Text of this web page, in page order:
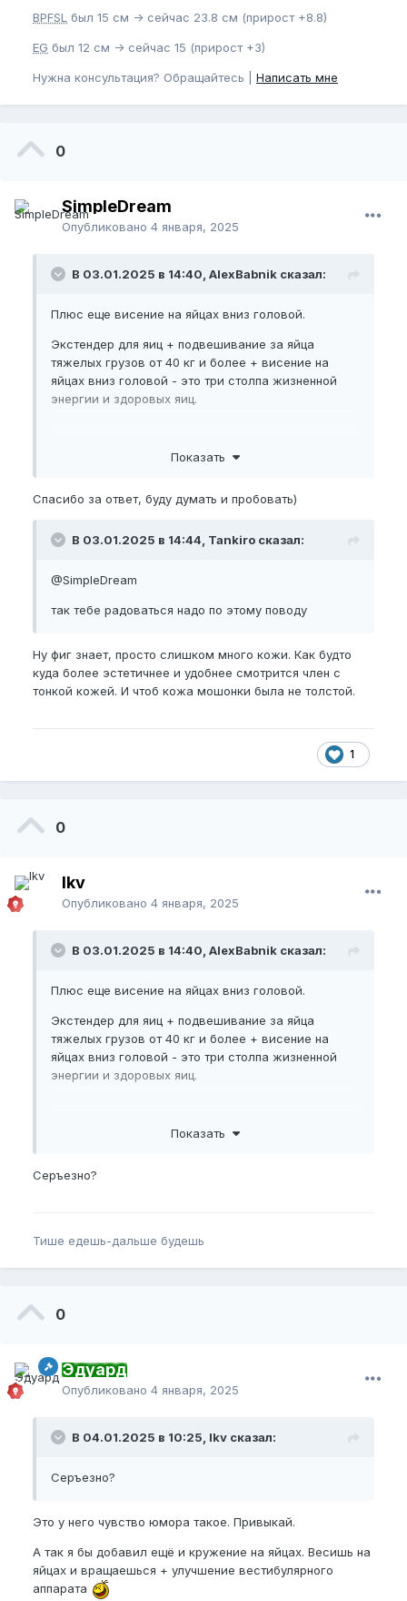
BPFSL был 15 см -> сейчас 23.8 см (прирост +8.8)
EG был 12 см -> сейчас 15 (прирост +3)
Нужна консультация? Обращайтесь | Написать мне
0
SimpleDream
Опубликовано 4 января, 2025
В 03.01.2025 в 14:40, AlexBabnik сказал:
Плюс еще висение на яйцах вниз головой.
Экстендер для яиц + подвешивание за яйца
тяжелых грузов от 40 кг и более + висение на
яйцах вниз головой - это три столпа жизненной
энергии и здоровых яиц.
Показать
Спасибо за ответ, буду думать и пробовать)
В 03.01.2025 в 14:44, Tankiro сказал:
@SimpleDream
так тебе радоваться надо по этому поводу
Ну фиг знает, просто слишком много кожи. Как будто
куда более эстетичнее и удобнее смотрится член с
тонкой кожей. И чтоб кожа мошонки была не толстой.
1
0
lkv
Опубликовано 4 января, 2025
В 03.01.2025 в 14:40, AlexBabnik сказал:
Плюс еще висение на яйцах вниз головой.
Экстендер для яиц + подвешивание за яйца
тяжелых грузов от 40 кг и более + висение на
яйцах вниз головой - это три столпа жизненной
энергии и здоровых яиц.
Показать
Серъезно?
Тише едешь-дальше будешь
0
Эдуард
Опубликовано 4 января, 2025
В 04.01.2025 в 10:25, lkv сказал:
Серъезно?
Это у него чувство юмора такое. Привыкай.
А так я бы добавил ещё и кружение на яйцах. Весишь на
яйцах и вращаешься + улучшение вестибулярного
аппарата